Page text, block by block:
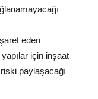
eden
için inşaat
paylaşacağı